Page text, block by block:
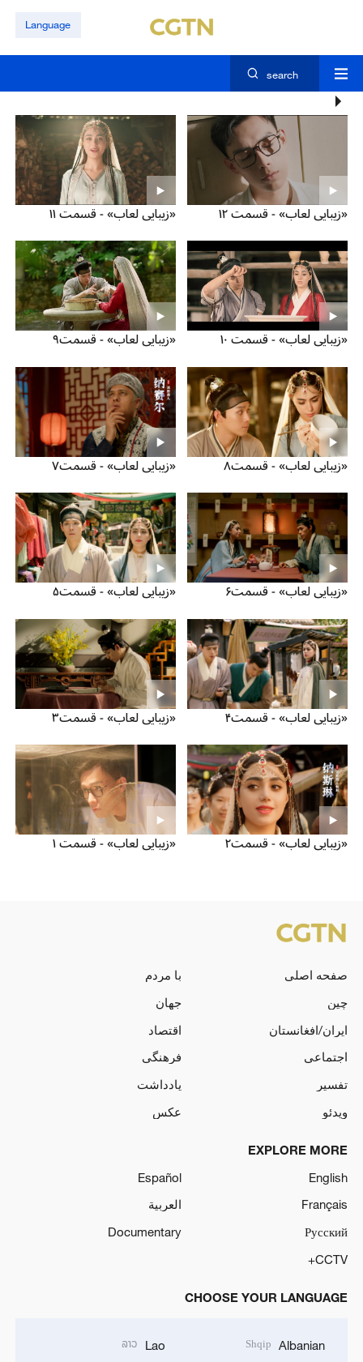
Language
search
«زیبایی لعاب» - قسمت ۱۲ «زیبایی لعاب» - قسمت ۱۱
«زیبایی لعاب» - قسمت ۱۰ «زیبایی لعاب» - قسمت۹
«زیبایی لعاب» - قسمت۸ «زیبایی لعاب» - قسمت۷
«زیبایی لعاب» - قسمت۶ «زیبایی لعاب» - قسمت۵
«زیبایی لعاب» - قسمت۴ «زیبایی لعاب» - قسمت۳
«زیبایی لعاب» - قسمت۲ «زیبایی لعاب» - قسمت ۱
صفحه اصلی
با مردم
چین
جهان
ایران/افغانستان
اقتصاد
اجتماعی
فرهنگی
تفسیر
یادداشت
ویدئو
عکس
EXPLORE MORE
English
Español
Français
العربية
Русский
Documentary
CCTV+
CHOOSE YOUR LANGUAGE
Albanian
Shqip
Lao
ລາວ